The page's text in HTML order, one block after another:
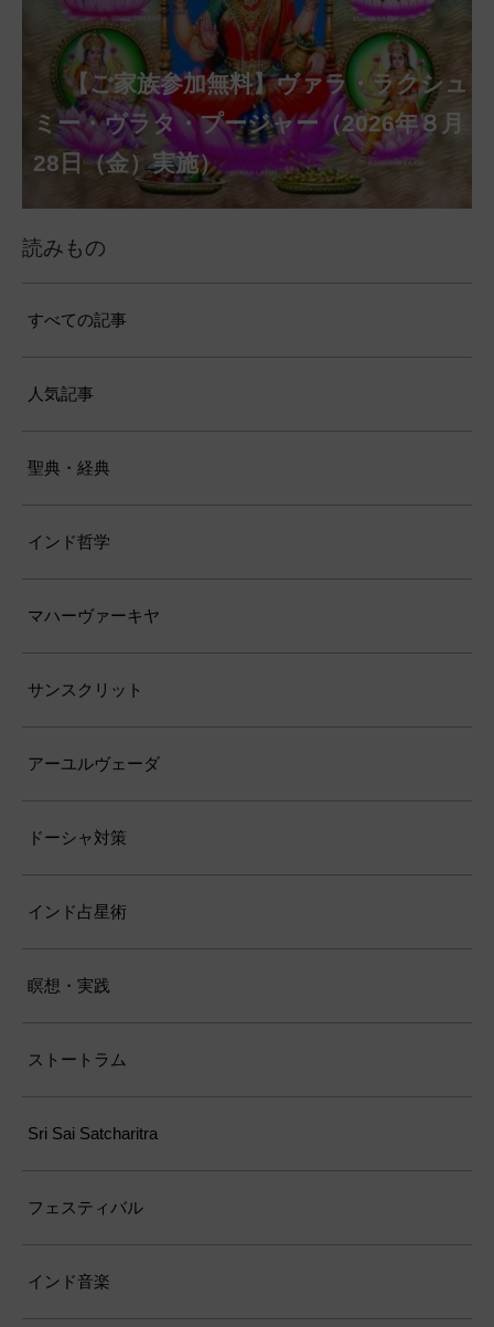
【ご家族参加無料】アーディ・アマー
ヴァシャー・プージャー（2026年８月12
日（水）実施）
【ご家族参加無料】ラクシュミー・ク
ベーラ・マンスリー・プージャー（2026
年８月12日（水）実施）
【ご家族参加無料】ナーガ・パンチャ
ミー・プージャー（2026年８月17日
（月）実施）
【ご家族参加無料】ヴァラ・ラクシュ
ミー・ヴラタ・プージャー（2026年８月
28日（金）実施）
【ご家族参加無料】サンカタハラ・チ
ャトゥルティー・プージャー（2026年８
月31日（月）実施）
【ご家族参加無料】クリシュナ・ジャヤ
ンティー・プージャー（2026年９月４日
（金）実施）
【ご家族参加無料】ガネーシャ・チャ
トゥルティー・プージャー（2026年９月
14日（月）実施）
【ご家族参加無料】マハーラクシュミ
ー・ヴラタ・プージャー（2026年９月19
日（土）実施）
【ご家族参加無料】マハーラヤー・ア
マーヴァシャー・プージャー（2026年10
月10日（土）実施）
第220回グループ・ホーマ（ナーガ・
パンチャミー、2026年８月17日（月）実
施）
第221回グループ・ホーマ（ガーヤト
リー・ジャヤンティー、2026年８月28日
（金）実施）
アンナダーナ・プロジェクト（食事の奉
仕）
ポストコロナ福祉活動支援募金
読みもの
すべての記事
人気記事
聖典・経典
インド哲学
マハーヴァーキヤ
サンスクリット
アーユルヴェーダ
ドーシャ対策
インド占星術
瞑想・実践
ストートラム
Sri Sai Satcharitra
フェスティバル
インド音楽